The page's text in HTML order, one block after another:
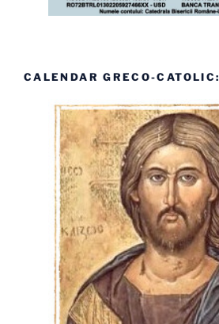
CALENDAR GRECO-CATOLIC: